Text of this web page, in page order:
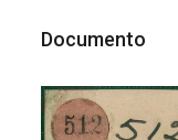
Documento